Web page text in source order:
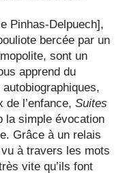
Pinhas-Delpuech],
bercée par un
sont un
apprend du
l’enfance, Suites
la simple évocation
Grâce à un relais
à travers les mots
vite qu’ils font